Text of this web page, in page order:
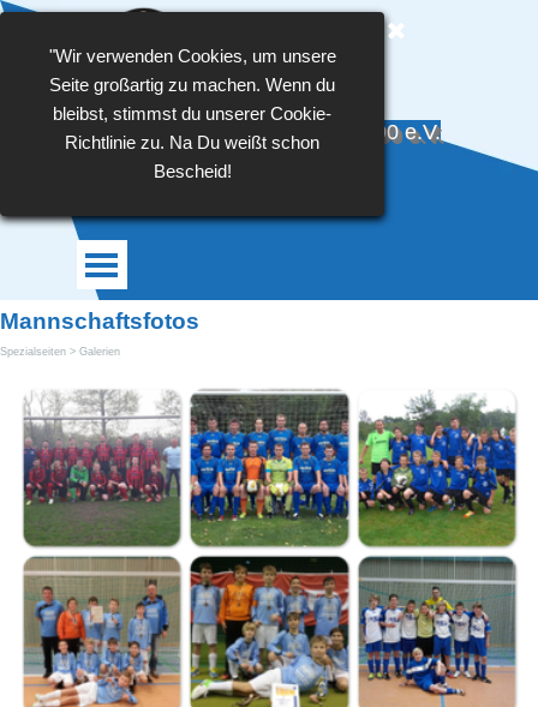
"Wir verwenden Cookies, um unsere
Seite großartig zu machen. Wenn du
bleibst, stimmst du unserer Cookie-
Richtlinie zu. Na Du weißt schon
Bescheid!
Direkt zum Seiteninhalt
TSG Blau-Weiß Großlehna 1990 e.V.
Menü überspringen
Mannschaftsfotos
Spezialseiten > Galerien